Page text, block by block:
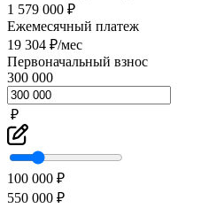
1 579 000 ₽
Ежемесячный платеж
19 304 ₽/мес
Первоначальный взнос
300 000
₽
100 000 ₽
550 000 ₽